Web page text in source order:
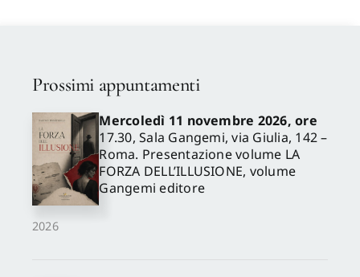
Prossimi appuntamenti
2026
Mercoledì 11 novembre 2026, ore
17.30, Sala Gangemi, via Giulia, 142 –
Roma. Presentazione volume LA
FORZA DELL’ILLUSIONE, volume
Gangemi editore